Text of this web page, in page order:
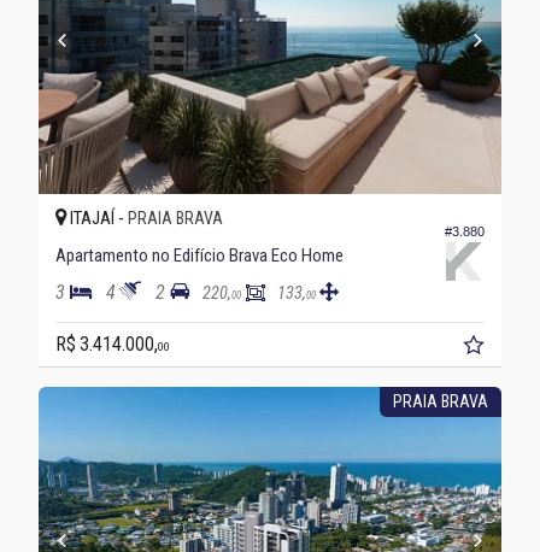
#3.880
ITAJAÍ - PRAIA BRAVA
Apartamento no Edifício Brava Eco Home
3 4 2 220,00 133,00
R$ 3.414.000,00
PRAIA BRAVA